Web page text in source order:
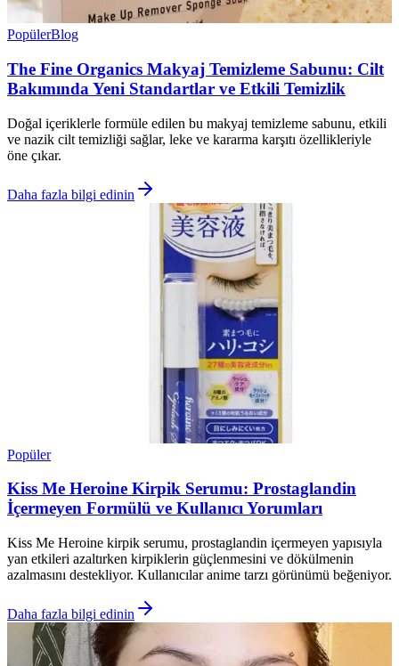
PopülerBlog
The Fine Organics Makyaj Temizleme Sabunu: Cilt
Bakımında Yeni Standartlar ve Etkili Temizlik
Doğal içeriklerle formüle edilen bu makyaj temizleme sabunu, etkili
ve nazik cilt temizliği sağlar, leke ve kararma karşıtı özellikleriyle
öne çıkar.
Daha fazla bilgi edinin
Popüler
Kiss Me Heroine Kirpik Serumu: Prostaglandin
İçermeyen Formülü ve Kullanıcı Yorumları
Kiss Me Heroine kirpik serumu, prostaglandin içermeyen yapısıyla
yan etkileri azaltırken kirpiklerin güçlenmesini ve dökülmenin
azalmasını destekliyor. Kullanıcılar anime tarzı görünümü beğeniyor.
Daha fazla bilgi edinin